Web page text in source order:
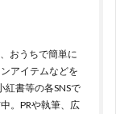
おうちで簡単に
アイテムなどを
紅書等の各SNSで
。PRや執筆、広